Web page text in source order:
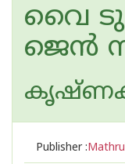
വൈ
ജെന്‍
Publisher :